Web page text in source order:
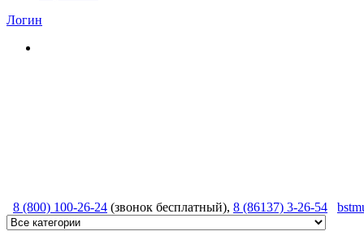
Логин
8 (800) 100-26-24 (звонок бесплатный), 8 (86137) 3-26-54